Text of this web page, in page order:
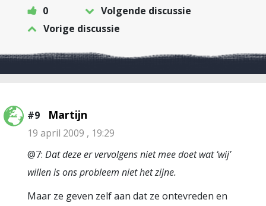
0
Volgende discussie
Vorige discussie
#9 Martijn
19 april 2009 , 19:29
@7: Dat deze er vervolgens niet mee doet wat ‘wij’
willen is ons probleem niet het zijne.
Maar ze geven zelf aan dat ze ontevreden en